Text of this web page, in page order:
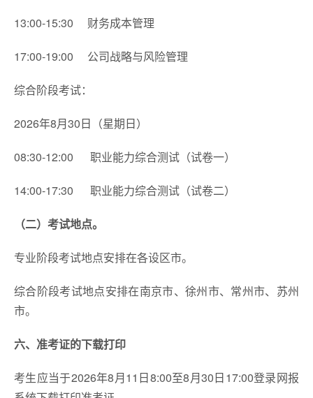
13:00-15:30 财务成本管理
17:00-19:00 公司战略与风险管理
综合阶段考试：
2026年8月30日（星期日）
08:30-12:00 职业能力综合测试（试卷一）
14:00-17:30 职业能力综合测试（试卷二）
（二）考试地点。
专业阶段考试地点安排在各设区市。
综合阶段考试地点安排在南京市、徐州市、常州市、苏州
市。
六、准考证的下载打印
考生应当于2026年8月11日8:00至8月30日17:00登录网报